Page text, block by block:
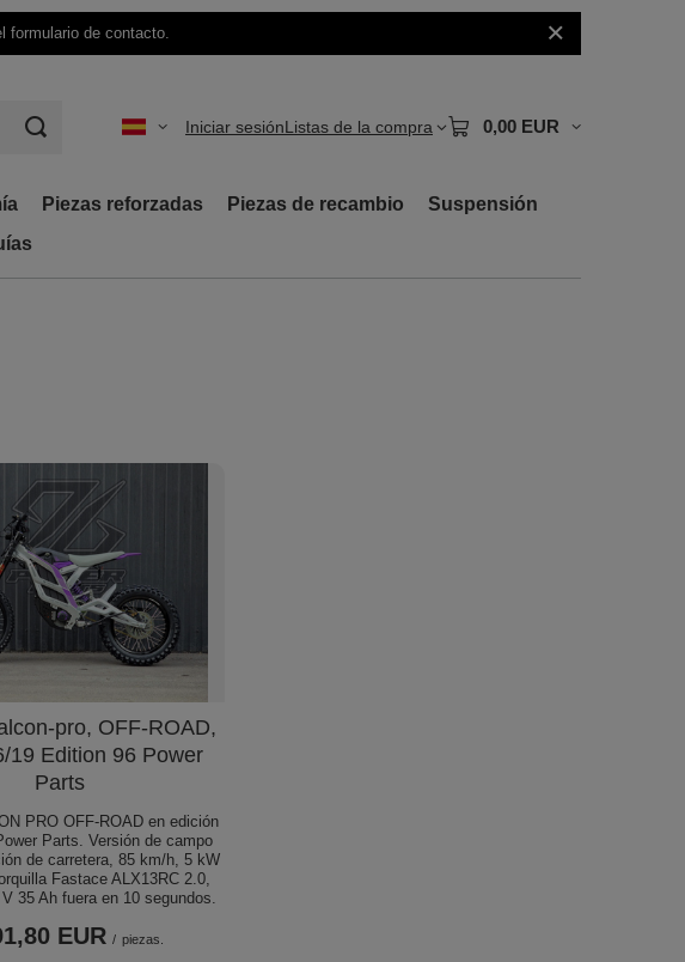
formulario de contacto.
Iniciar sesiónListas de la compra 0,00 EUR
Piezas reforzadas Piezas de recambio
Suspensión
pro, OFF-ROAD,
19 Edition 96 Power
Parts
PRO OFF-ROAD en edición
Parts. Versión de campo
de carretera, 85 km/h, 5 kW
Fastace ALX13RC 2.0,
35 Ah fuera en 10 segundos.
EUR / piezas.